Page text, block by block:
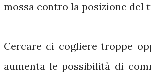
mossa contro la posizione del
Cercare di cogliere troppe
aumenta le possibilità di